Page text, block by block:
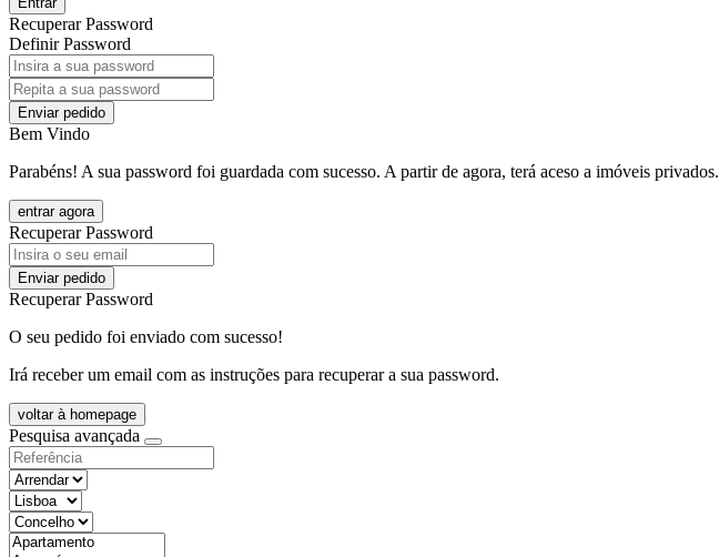
Recuperar Password
Definir Password
Enviar pedido
Bem Vindo
Parabéns! A sua password foi guardada com sucesso. A partir de agora, terá aceso a imóveis privados.
entrar agora
Recuperar Password
Enviar pedido
Recuperar Password
O seu pedido foi enviado com sucesso!
Irá receber um email com as instruções para recuperar a sua password.
voltar à homepage
Pesquisa avançada
objective
districtId
countyId
types